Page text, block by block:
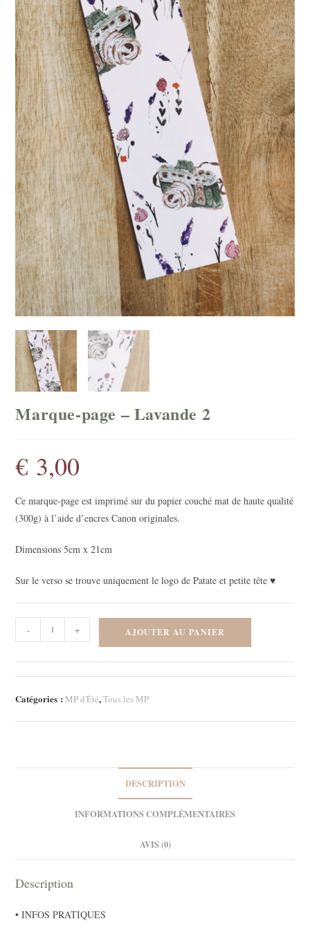
Marque-page – Lavande 2
€ 3,00
Ce marque-page est imprimé sur du papier couché mat de haute qualité
(300g) à l’aide d’encres Canon originales.
Dimensions 5cm x 21cm
Sur le verso se trouve uniquement le logo de Patate et petite tête ♥
de
Marque-
page
-
- + AJOUTER AU PANIER
Catégories : MP d'Été,Tous les MP
DESCRIPTION
INFORMATIONS COMPLÉMENTAIRES
AVIS (0)
Description
• INFOS PRATIQUES